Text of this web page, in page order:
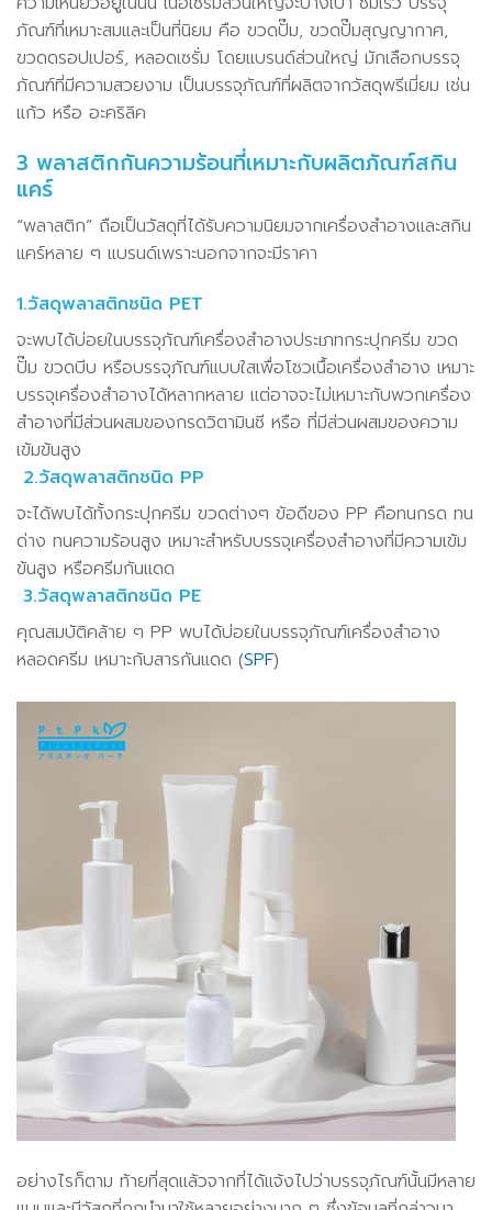
ภัณฑ์ที่เหมาะสมและเป็นที่นิยม คือ ขวดปั๊ม, ขวดปั๊มสุญญากาศ,
ขวดดรอปเปอร์, หลอดเซรั่ม โดยแบรนด์ส่วนใหญ่ มักเลือกบรรจุ
ภัณฑ์ที่มีความสวยงาม เป็นบรรจุภัณฑ์ที่ผลิตจากวัสดุพรีเมี่ยม เช่น
แก้ว หรือ อะคริลิค
3 พลาสติกกันความร้อนที่เหมาะกับผลิตภัณฑ์สกิน
แคร์
“พลาสติก” ถือเป็นวัสดุที่ได้รับความนิยมจากเครื่องสำอางและสกิน
แคร์หลาย ๆ แบรนด์เพราะนอกจากจะมีราคา
1.วัสดุพลาสติกชนิด PET
จะพบได้บ่อยในบรรจุภัณฑ์เครื่องสำอางประเภทกระปุกครีม ขวด
ปั๊ม ขวดบีบ หรือบรรจุภัณฑ์แบบใสเพื่อโชวเนื้อเครื่องสำอาง เหมาะ
บรรจุเครื่องสำอางได้หลากหลาย แต่อาจจะไม่เหมาะกับพวกเครื่อง
สำอางที่มีส่วนผสมของกรดวิตามินซี หรือ ที่มีส่วนผสมของความ
เข้มข้นสูง
2.วัสดุพลาสติกชนิด PP
จะได้พบได้ทั้งกระปุกครีม ขวดต่างๆ ข้อดีของ PP คือทนกรด ทน
ด่าง ทนความร้อนสูง เหมาะสำหรับบรรจุเครื่องสำอางที่มีความเข้ม
ข้นสูง หรือครีมกันแดด
3.วัสดุพลาสติกชนิด PE
คุณสมบัติคล้าย ๆ PP พบได้บ่อยในบรรจุภัณฑ์เครื่องสำอาง
หลอดครีม เหมาะกับสารกันแดด (SPF)
อย่างไรก็ตาม ท้ายที่สุดแล้วจากที่ได้แจ้งไปว่าบรรจุภัณฑ์นั้นมีหลาย